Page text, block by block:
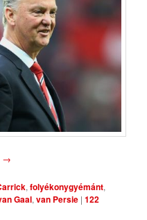
→
,folyékonygyémánt,
Gaal,van Persie |122